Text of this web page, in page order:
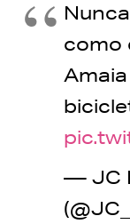
como
— JC